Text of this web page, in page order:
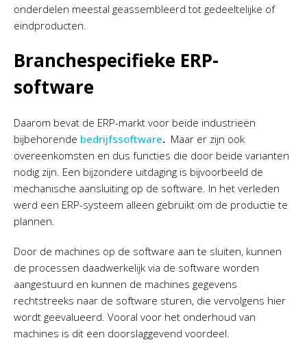
onderdelen meestal geassembleerd tot gedeeltelijke of
eindproducten.
Branchespecifieke ERP-
software
Daarom bevat de ERP-markt voor beide industrieën
bijbehorende bedrijfssoftware. Maar er zijn ook
overeenkomsten en dus functies die door beide varianten
nodig zijn. Een bijzondere uitdaging is bijvoorbeeld de
mechanische aansluiting op de software. In het verleden
werd een ERP-systeem alleen gebruikt om de productie te
plannen.
Door de machines op de software aan te sluiten, kunnen
de processen daadwerkelijk via de software worden
aangestuurd en kunnen de machines gegevens
rechtstreeks naar de software sturen, die vervolgens hier
wordt geëvalueerd. Vooral voor het onderhoud van
machines is dit een doorslaggevend voordeel.